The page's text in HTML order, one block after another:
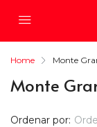
Home Monte
Monte
Ordenar por: